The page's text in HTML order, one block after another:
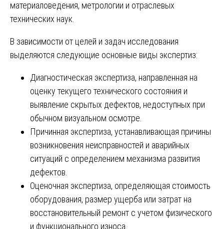
материаловедения, метрологии и отраслевых
технических наук.
В зависимости от целей и задач исследования
выделяются следующие основные виды экспертиз:
Диагностическая экспертиза, направленная на
оценку текущего технического состояния и
выявление скрытых дефектов, недоступных при
обычном визуальном осмотре.
Причинная экспертиза, устанавливающая причины
возникновения неисправностей и аварийных
ситуаций с определением механизма развития
дефектов.
Оценочная экспертиза, определяющая стоимость
оборудования, размер ущерба или затрат на
восстановительный ремонт с учетом физического
и функционального износа.